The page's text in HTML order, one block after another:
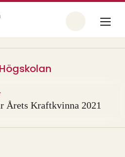
Årets Kraftkvinna 2021